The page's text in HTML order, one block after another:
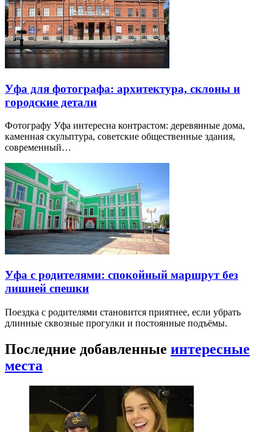
Уфа для фотографа: архитектура, склоны и
городские детали
Фотографу Уфа интересна контрастом: деревянные дома,
каменная скульптура, советские общественные здания,
современный…
Уфа с родителями: спокойный маршрут без
лишней спешки
Поездка с родителями становится приятнее, если убрать
длинные сквозные прогулки и постоянные подъёмы.
Последние добавленные интересные
места